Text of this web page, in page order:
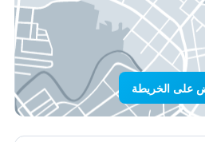
على الخريطة